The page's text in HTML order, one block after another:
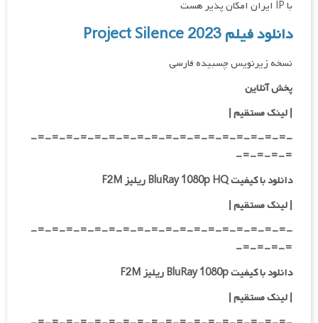
با IP ایران امکان پذیر هست
دانلود فیلم Project Silence 2023
نسخه زیرنویس چسبیده فارسی
پخش آنلاین
| لینک مستقیم|
-=-=-=-=-=-=-=-=-=-=-=-=-=-=-=-=-=-=-
=-=-=-=-
دانلود با کیفیت BluRay 1080p HQ ریلیز F2M
|لینک مستقیم|
-=-=-=-=-=-=-=-=-=-=-=-=-=-=-=-=-=-=-
=-=-=-=-
دانلود با کیفیت BluRay 1080p ریلیز F2M
|لینک مستقیم|